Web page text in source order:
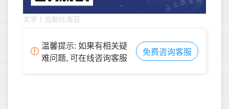
文字丨加勒比海苔
温馨提示: 如果有相关疑
难问题, 可在线咨询客服
免费咨询客服